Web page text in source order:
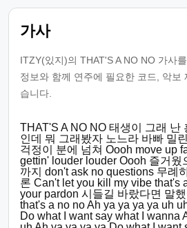
가사
ITZY(있지)의 THAT'S A NO NO 가사
정보와 함께 연주에 필요한 코드, 악보
습니다.
THAT'S A NO NO 태생이 그래 난
인데 뭐 그래봤자 노느라 바빠 밀
걱정이 분에 넘쳐 Oooh move up
gettin' louder louder Oooh 즐거웠
까지 don't ask no questions 무례
론 Can't let you kill my vibe that's
your pardon 시들길 바랐다면 말
that's a no no Ah ya ya ya ya uh
Do what I want say what I wanna